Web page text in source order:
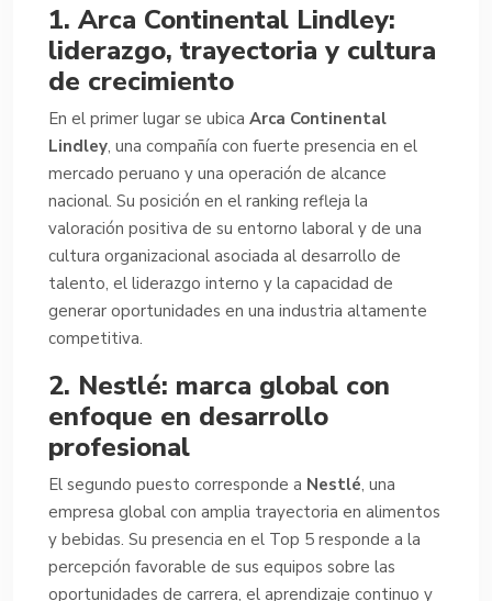
1. Arca Continental Lindley:
liderazgo, trayectoria y cultura
de crecimiento
En el primer lugar se ubica Arca Continental
Lindley, una compañía con fuerte presencia en el
mercado peruano y una operación de alcance
nacional. Su posición en el ranking refleja la
valoración positiva de su entorno laboral y de una
cultura organizacional asociada al desarrollo de
talento, el liderazgo interno y la capacidad de
generar oportunidades en una industria altamente
competitiva.
2. Nestlé: marca global con
enfoque en desarrollo
profesional
El segundo puesto corresponde a Nestlé, una
empresa global con amplia trayectoria en alimentos
y bebidas. Su presencia en el Top 5 responde a la
percepción favorable de sus equipos sobre las
oportunidades de carrera, el aprendizaje continuo y